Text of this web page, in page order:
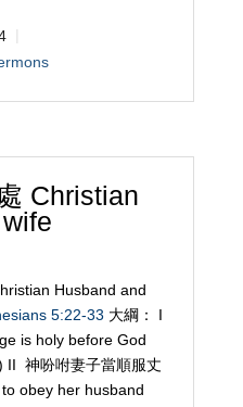
Christian
Husband and
5:22-33 大綱： I
is holy before God
II 神吩咐妻子當順服丈
obey her husband